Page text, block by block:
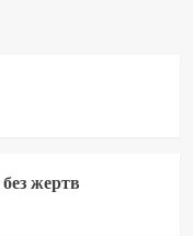
жертв